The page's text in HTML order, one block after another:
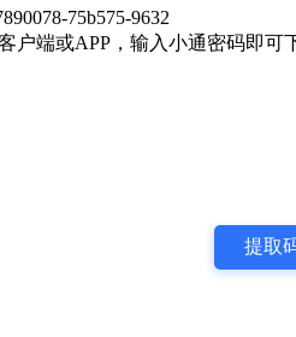
75b575-9632
户端或APP，输入小通密码即可
提取